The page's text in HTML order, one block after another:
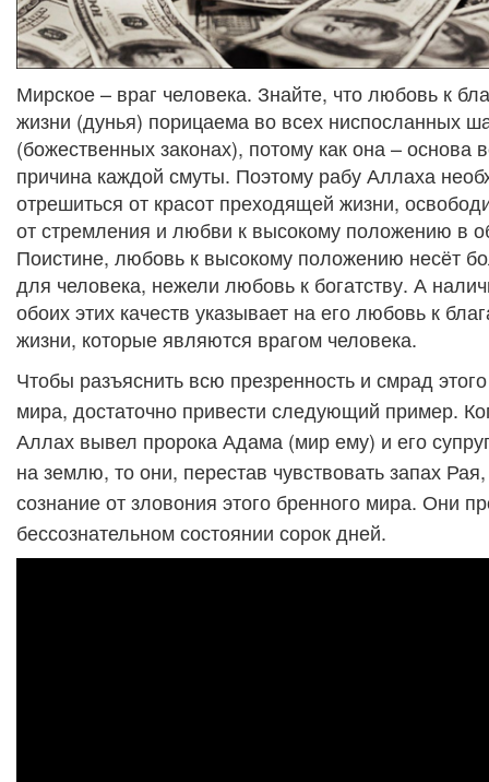
Мирское – враг человека. Знайте, что любовь к
жизни (дунья) порицаема во всех ниспосланных
(божественных законах), потому как она – основа
причина каждой смуты. Поэтому рабу Аллаха
отрешиться от красот преходящей жизни,
от стремления и любви к высокому положению в
Поистине, любовь к высокому положению несёт
для человека, нежели любовь к богатству. А
обоих этих качеств указывает на его любовь к
жизни, которые являются врагом человека.
Чтобы разъяснить всю презренность и смрад этого
мира, достаточно привести следующий пример.
Аллах вывел пророка Адама (мир ему) и его
на землю, то они, перестав чувствовать запах
сознание от зловония этого бренного мира. Они
бессознательном состоянии сорок дней.